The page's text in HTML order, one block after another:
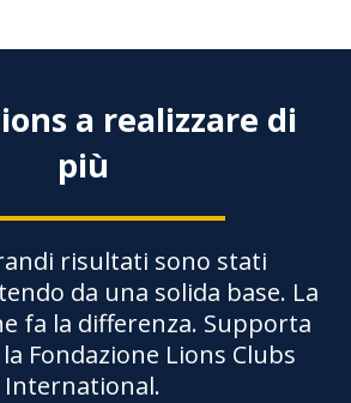
a realizzare di
più
risultati sono stati
da una solida base. La
fa la differenza. Supporta
Fondazione Lions Clubs
International.